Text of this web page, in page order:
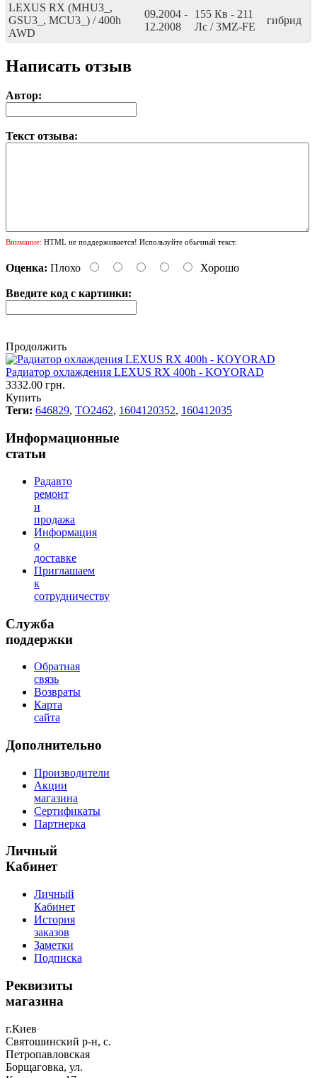
LEXUS RX (MHU3_,
GSU3_, MCU3_) / 400h
AWD
09.2004 -
12.2008
155 Кв - 211
Лс / 3MZ-FE
гибрид
Написать отзыв
Автор:
Текст отзыва:
Внимание: HTML не поддерживается! Используйте обычный текст.
Оценка: Плохо Хорошо
Введите код с картинки:
Продолжить
Радиатор охлаждения LEXUS RX 400h - KOYORAD
3332.00 грн.
Купить
Теги: 646829, TO2462, 1604120352, 160412035
Информационные
статьи
Радавто
ремонт
и
продажа
Информация
о
доставке
Приглашаем
к
сотрудничеству
Служба
поддержки
Обратная
связь
Возвраты
Карта
сайта
Дополнительно
Производители
Акции
магазина
Сертификаты
Партнерка
Личный
Кабинет
Личный
Кабинет
История
заказов
Заметки
Подписка
Реквизиты
магазина
г.Киев
Святошинский р-н, с.
Петропавловская
Борщаговка, ул.